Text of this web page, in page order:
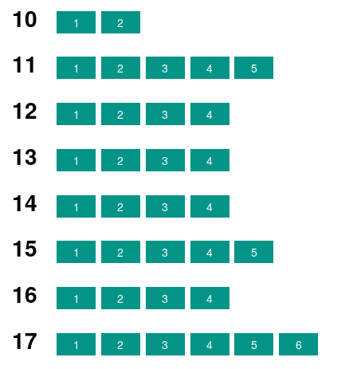
10 1 2
11 1 2 3 4 5
12 1 2 3 4
13 1 2 3 4
14 1 2 3 4
15 1 2 3 4 5
16 1 2 3 4
17 1 2 3 4 5 6